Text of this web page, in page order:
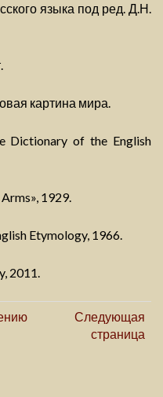
языка под ред. Д.Н.
картина мира.
Dictionary of the English
1929.
Etymology, 1966.
2011.
Следующая
страница